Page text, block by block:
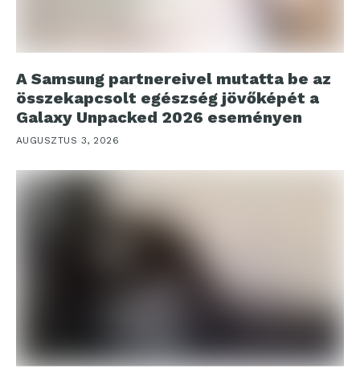
A Samsung partnereivel mutatta be az
összekapcsolt egészség jövőképét a
Galaxy Unpacked 2026 eseményen
AUGUSZTUS 3, 2026